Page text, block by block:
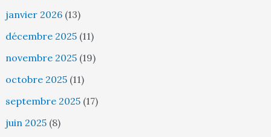
janvier 2026(13)
décembre 2025(11)
novembre 2025(19)
octobre 2025(11)
septembre 2025(17)
juin 2025(8)